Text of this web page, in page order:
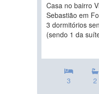
Casa no bairro
Sebastião em
3 dormitórios
(sendo 1 da
3 2